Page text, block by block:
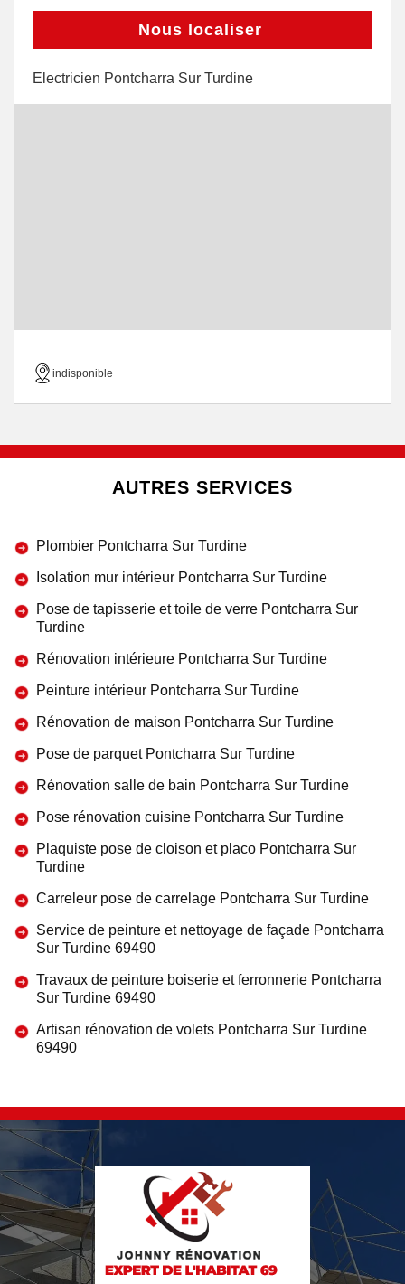
Nous localiser
Electricien Pontcharra Sur Turdine
indisponible
AUTRES SERVICES
Plombier Pontcharra Sur Turdine
Isolation mur intérieur Pontcharra Sur Turdine
Pose de tapisserie et toile de verre Pontcharra Sur
Turdine
Rénovation intérieure Pontcharra Sur Turdine
Peinture intérieur Pontcharra Sur Turdine
Rénovation de maison Pontcharra Sur Turdine
Pose de parquet Pontcharra Sur Turdine
Rénovation salle de bain Pontcharra Sur Turdine
Pose rénovation cuisine Pontcharra Sur Turdine
Plaquiste pose de cloison et placo Pontcharra Sur
Turdine
Carreleur pose de carrelage Pontcharra Sur Turdine
Service de peinture et nettoyage de façade Pontcharra
Sur Turdine 69490
Travaux de peinture boiserie et ferronnerie Pontcharra
Sur Turdine 69490
Artisan rénovation de volets Pontcharra Sur Turdine
69490